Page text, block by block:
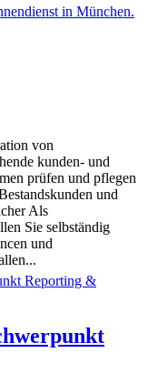
von
kunden- und
prüfen und pflegen
und
Als
Sie selbständig
und